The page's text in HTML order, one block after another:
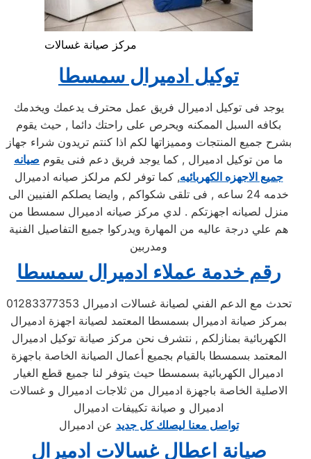
مركز صيانة غسالات
توكيل ادميرال سمسطا
يوجد فى توكيل ادميرال فريق عمل محترف يدعمك ويخدمك
بكافه السبل الممكنه ويحرص على راحتك دائما , حيث يقوم
بشرح جميع المنتجات ومميزاتها لكم اذا كنتم تريدون شراء جهاز
ما من توكيل ادميرال , كما يوجد فريق دعم فنى يقوم صيانه
جميع الاجهزه الكهربائيه, كما توفر لكم مرلكز صيانه ادميرال
خدمه 24 ساعه , فى تلقى شكواكم , وايضا يصلكم الفنيين الى
منزل لصيانه اجهزتكم . لدي مركز صيانه ادميرال سمسطا من
هم علي درجة عاليه من المهارة ويدركوا جميع التفاصيل الفنية
ومدربين
رقم خدمة عملاء ادميرال سمسطا
تحدث مع الدعم الفني لصيانة غسالات ادميرال 01283377353
بمركز صيانة ادميرال بسمسطا المعتمد لصيانة اجهزة ادميرال
الكهربائية بمنازلكم , نتشرف نحن مركز صيانة توكيل ادميرال
المعتمد بسمسطا بالقيام بجميع أعمال الصيانة الخاصة باجهزة
ادميرال الكهربائية بسمسطا حيث يتوفر لنا جميع قطع الغيار
الاصلية الخاصة باجهزة ادميرال من ثلاجات ادميرال و غسالات
ادميرال و صيانة تكييفات ادميرال
تواصل معنا ليصلك كل جديد عن ادميرال
صيانة اعطال غسالات ادميرال